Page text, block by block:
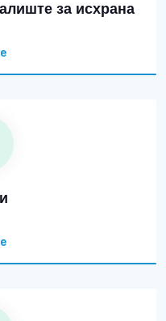
за исхрана